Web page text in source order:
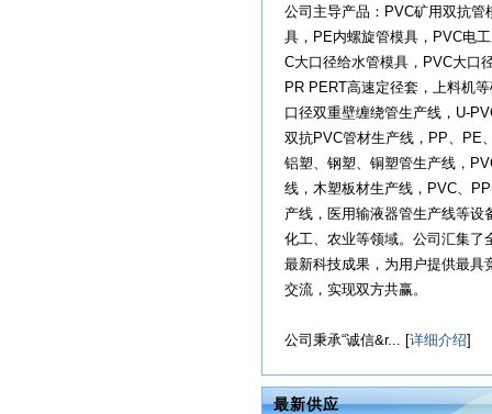
公司主导产品：PVC矿用双抗
具，PE内螺旋管模具，PVC电
C大口径给水管模具，PVC大口
PR PERT高速定径套，上料机
口径双重壁缠绕管生产线，U-
双抗PVC管材生产线，PP、PE
铝塑、钢塑、铜塑管生产线，
线，木塑板材生产线，PVC、
产线，医用输液器管生产线等
化工、农业等领域。公司汇集了
最新科技成果，为用户提供最具
交流，实现双方共赢。
公司秉承“诚信&r... [详细介绍]
最新供应